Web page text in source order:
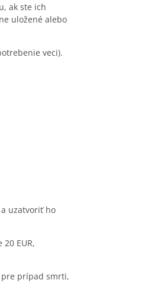
ak ste ich
uložené alebo
veci).
uzatvoriť ho
EUR,
pre prípad smrti,